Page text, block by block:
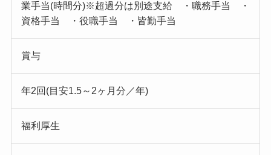
業手当(時間分)※超過分は別途支給 ・職務手当 ・
資格手当 ・役職手当 ・皆勤手当
賞与
年2回(目安1.5～2ヶ月分／年)
福利厚生